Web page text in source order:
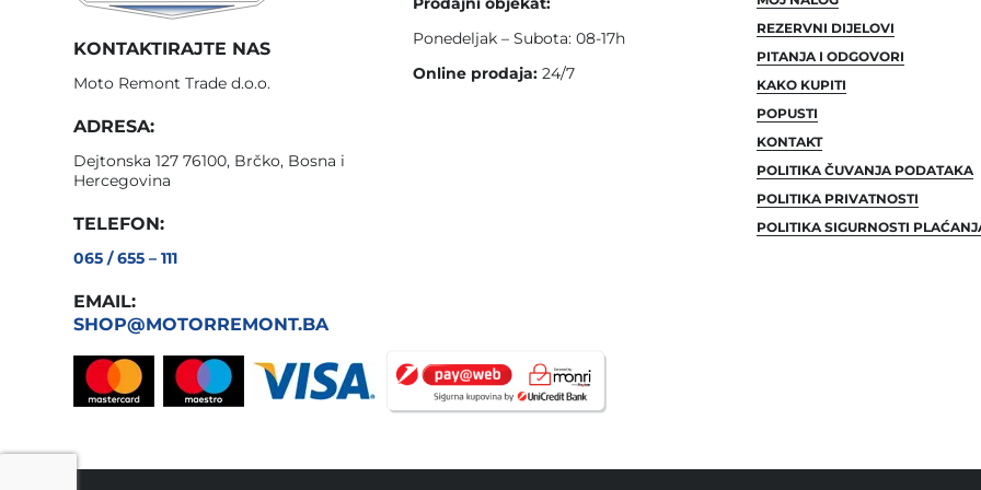
KONTAKTIRAJTE NAS
Moto Remont Trade d.o.o.
ADRESA:
Dejtonska 127 76100, Brčko, Bosna i
Hercegovina
TELEFON:
065 / 655 – 111
EMAIL:
SHOP@MOTORREMONT.BA
Ponedeljak – Subota: 08-17h
Online prodaja: 24/7
REZERVNI DIJELOVI
PITANJA I ODGOVORI
KAKO KUPITI
POPUSTI
KONTAKT
POLITIKA ČUVANJA PODATAKA
POLITIKA PRIVATNOSTI
POLITIKA SIGURNOSTI